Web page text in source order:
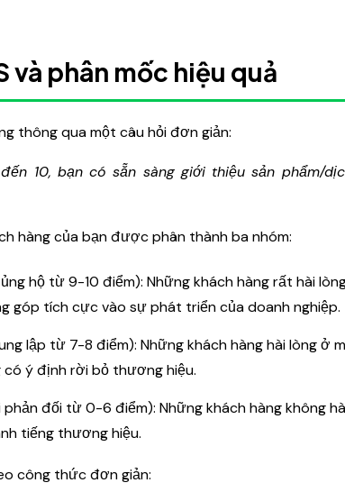
và phân mốc hiệu quả
thông qua một câu hỏi đơn giản:
10, bạn có sẵn sàng giới thiệu sản phẩm/
hàng của bạn được phân thành ba nhóm:
hộ từ 9-10 điểm): Những khách hàng rất hài
góp tích cực vào sự phát triển của doanh nghiệp.
lập từ 7-8 điểm): Những khách hàng hài lòng ở
có ý định rời bỏ thương hiệu.
đối từ 0-6 điểm): Những khách hàng không
tiếng thương hiệu.
công thức đơn giản: